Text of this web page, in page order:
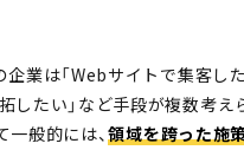
企業は「Webサイトで集客し
したい」など手段が複数考え
一般的には、領域を跨った施